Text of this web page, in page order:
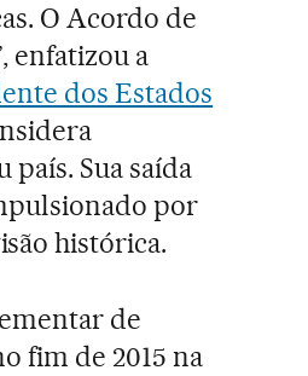
O Acordo de
enfatizou a
dos Estados
país. Sua saída
por
histórica.
de
fim de 2015 na